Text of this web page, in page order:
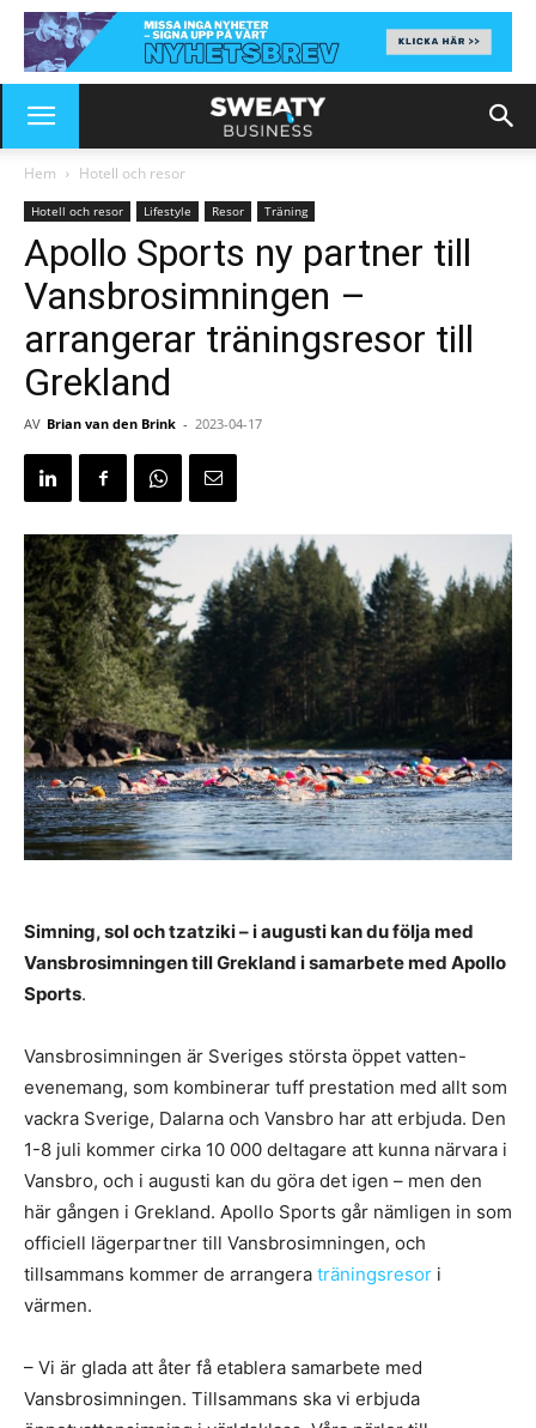
Hem Hotell och resor
Hotell och resor Lifestyle Resor Träning
Apollo Sports ny partner till
Vansbrosimningen –
arrangerar träningsresor till
Grekland
AV Brian van den Brink - 2023-04-17
Simning, sol och tzatziki – i augusti kan du följa med
Vansbrosimningen till Grekland i samarbete med Apollo
Sports.
Vansbrosimningen är Sveriges största öppet vatten-
evenemang, som kombinerar tuff prestation med allt som
vackra Sverige, Dalarna och Vansbro har att erbjuda. Den
1-8 juli kommer cirka 10 000 deltagare att kunna närvara i
Vansbro, och i augusti kan du göra det igen – men den
här gången i Grekland. Apollo Sports går nämligen in som
officiell lägerpartner till Vansbrosimningen, och
tillsammans kommer de arrangera träningsresor i
värmen.
– Vi är glada att åter få etablera samarbete med
Vansbrosimningen. Tillsammans ska vi erbjuda